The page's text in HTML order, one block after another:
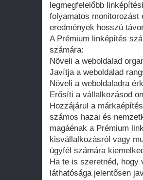
legmegfelelőbb
folyamatos monitorozást
eredmények hosszú
A Prémium linképítés
számára:
Növeli a weboldalad
Javítja a weboldalad
Növeli a weboldaladra
Erősíti a vállalkozásod
Hozzájárul a
számos hazai és
magáénak a Prémium
kisvállalkozásról vagy
ügyfél számára
Ha te is szeretnéd, hogy
láthatósága jelentősen